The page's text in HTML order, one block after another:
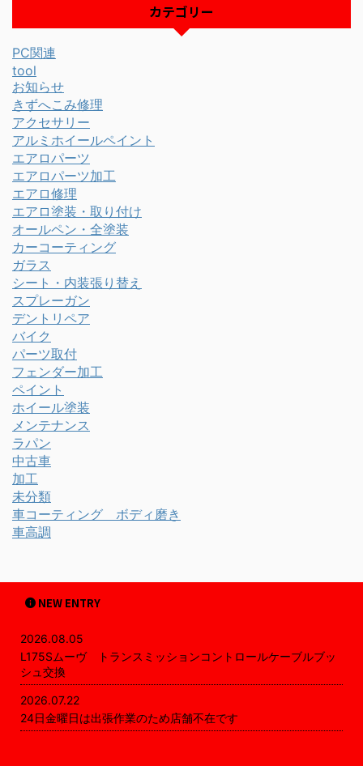
カテゴリー
PC関連
tool
お知らせ
きずへこみ修理
アクセサリー
アルミホイールペイント
エアロパーツ
エアロパーツ加工
エアロ修理
エアロ塗装・取り付け
オールペン・全塗装
カーコーティング
ガラス
シート・内装張り替え
スプレーガン
デントリペア
バイク
パーツ取付
フェンダー加工
ペイント
ホイール塗装
メンテナンス
ラパン
中古車
加工
未分類
車コーティング ボディ磨き
車高調
NEW ENTRY
2026.08.05
L175Sムーヴ トランスミッションコントロールケーブルブッ
シュ交換
2026.07.22
24日金曜日は出張作業のため店舗不在です